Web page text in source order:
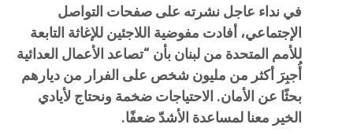
في نداء عاجل نشرته على صفحات التواصل
الإجتماعي، أفادت مفوضية اللاجئين للإغاثة التابعة
للأمم المتحدة من لبنان بأن “تصاعد الأعمال العدائية
أُجبِرَ أكثر من مليون شخص على الفرار من ديارهم
بحثًا عن الأمان. الاحتياجات ضخمة ونحتاج لأيادي
الخير معنا لمساعدة الأشدّ ضعفًا.